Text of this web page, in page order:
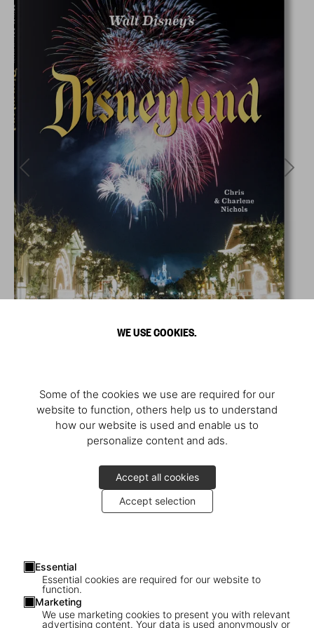
WE USE COOKIES.
Some of the cookies we use are required for our
website to function, others help us to understand
how our website is used and enable us to
personalize content and ads.
Accept all cookies
Accept selection
Essential
Essential cookies are required for our website to
function.
Marketing
We use marketing cookies to present you with relevant
advertising content. Your data is used anonymously or